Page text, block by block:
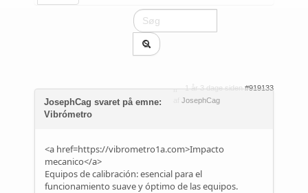
1 år 3 dage siden #919133
JosephCag
JosephCag svaret på emne:
Vibrómetro
<a href=https://vibrometro1a.com>Impacto
mecanico</a>
Equipos de calibración: esencial para el
funcionamiento suave y óptimo de las equipos.